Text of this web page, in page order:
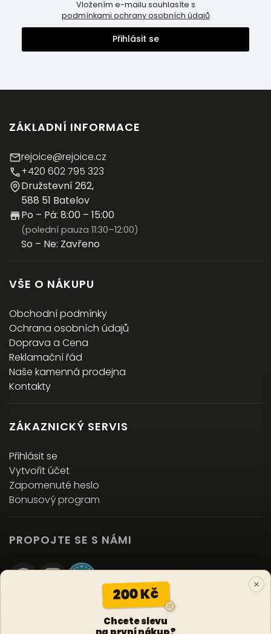
podmínkami ochrany osobních údajů
Přihlásit se
ZÁKLADNÍ INFORMACE
rejoice@rejoice.cz
+420 602 795 323
Družstevní 262,
588 51 Batelov
Po – Pá: 8:00 – 15:00
(polední pauza 11:30–12:00)
So – Ne: Zavřeno
VŠE O NÁKUPU
Obchodní podmínky
Ochrana osobních údajů
Doprava a Cena
Reklamační řád
Naše kamenná prodejna
Kontakty
ZÁKAZNICKÝ SERVIS
Přihlásit se
Vytvořit účet
Zapomenuté heslo
Bonusový program
PROPOJTE SE S NÁMI
Copyright 2026REJOICE s.r.o.. Všechna práva
200 Kč
Chcete slevu